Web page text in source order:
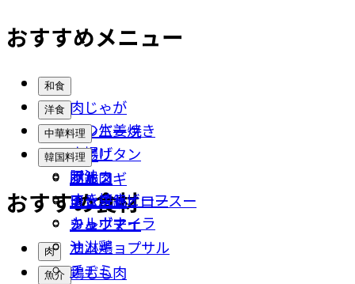
おすすめメニュー
和食
肉じゃが
豚の生姜焼き
唐揚げ
豚汁
すき焼き
洋食
ハンバーグ
ナポリタン
ポトフ
ローストビーフ
カルボナーラ
中華料理
餃子
回鍋肉
チンジャオロースー
シュウマイ
油淋鶏
韓国料理
プルコギ
キムチ鍋
チャプチェ
サムギョプサル
チヂミ
おすすめ食材
肉
鶏もも肉
魚介